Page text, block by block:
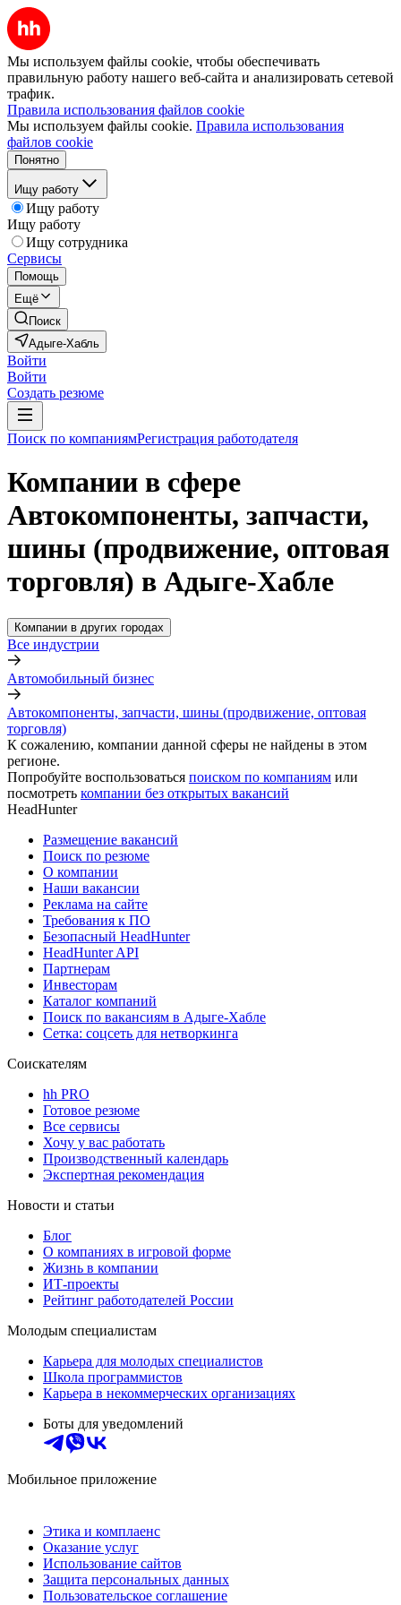
Мы используем файлы cookie, чтобы обеспечивать
правильную работу нашего веб-сайта и анализировать сетевой
трафик.
Правила использования файлов cookie
Мы используем файлы cookie. Правила использования
файлов cookie
Понятно
Ищу работу
Ищу работу
Ищу работу
Ищу сотрудника
Сервисы
Помощь
Ещё
Поиск
Адыге-Хабль
Войти
Войти
Создать резюме
Поиск по компаниямРегистрация работодателя
Компании в сфере
Автокомпоненты, запчасти,
шины (продвижение, оптовая
торговля) в Адыге-Хабле
Компании в других городах
Все индустрии
Автомобильный бизнес
Автокомпоненты, запчасти, шины (продвижение, оптовая
торговля)
К сожалению, компании данной сферы не найдены в этом
регионе.
Попробуйте воспользоваться поиском по компаниям или
посмотреть компании без открытых вакансий
HeadHunter
Размещение вакансий
Поиск по резюме
О компании
Наши вакансии
Реклама на сайте
Требования к ПО
Безопасный HeadHunter
HeadHunter API
Партнерам
Инвесторам
Каталог компаний
Поиск по вакансиям в Адыге-Хабле
Сетка: соцсеть для нетворкинга
Соискателям
hh PRO
Готовое резюме
Все сервисы
Хочу у вас работать
Производственный календарь
Экспертная рекомендация
Новости и статьи
Блог
О компаниях в игровой форме
Жизнь в компании
ИТ-проекты
Рейтинг работодателей России
Молодым специалистам
Карьера для молодых специалистов
Школа программистов
Карьера в некоммерческих организациях
Боты для уведомлений
Мобильное приложение
Этика и комплаенс
Оказание услуг
Использование сайтов
Защита персональных данных
Пользовательское соглашение